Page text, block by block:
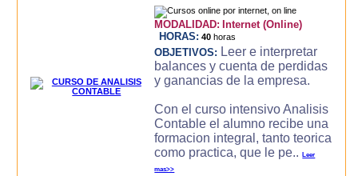
MODALIDAD: Internet (Online)
HORAS: 40 horas
OBJETIVOS: Leer e interpretar
balances y cuenta de perdidas
y ganancias de la empresa.
Con el curso intensivo Analisis
Contable el alumno recibe una
formacion integral, tanto teorica
como practica, que le pe..Leer
mas>>